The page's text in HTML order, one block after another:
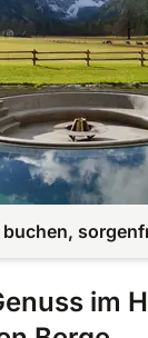
buchen,
im